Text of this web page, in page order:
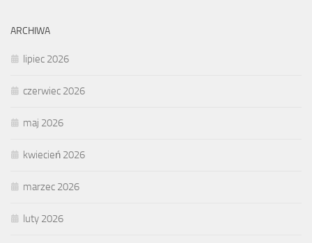
ARCHIWA
lipiec 2026
czerwiec 2026
maj 2026
kwiecień 2026
marzec 2026
luty 2026